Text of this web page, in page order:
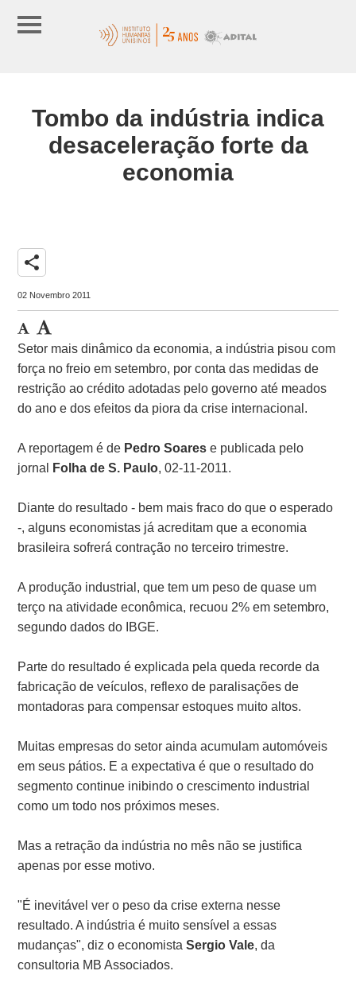
Tombo da indústria indica
desaceleração forte da
economia
share
02 Novembro 2011
Setor mais dinâmico da economia, a indústria pisou com
força no freio em setembro, por conta das medidas de
restrição ao crédito adotadas pelo governo até meados
do ano e dos efeitos da piora da crise internacional.
A reportagem é de Pedro Soares e publicada pelo
jornal
Folha de S. Paulo, 02-11-2011.
Diante do resultado - bem mais fraco do que o esperado
-, alguns economistas já acreditam que a economia
brasileira sofrerá contração no terceiro trimestre.
A produção industrial, que tem um peso de quase um
terço na atividade econômica, recuou 2% em setembro,
segundo dados do IBGE.
Parte do resultado é explicada pela queda recorde da
fabricação de veículos, reflexo de paralisações de
montadoras para compensar estoques muito altos.
Muitas empresas do setor ainda acumulam automóveis
em seus pátios. E a expectativa é que o resultado do
segmento continue inibindo o crescimento industrial
como um todo nos próximos meses.
Mas a retração da indústria no mês não se justifica
apenas por esse motivo.
"É inevitável ver o peso da crise externa nesse
resultado. A indústria é muito sensível a essas
mudanças", diz o economistaSergio Vale, da
consultoria MB Associados.